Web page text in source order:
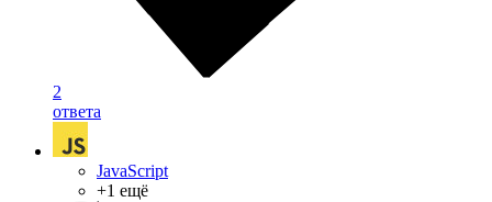
2
ответа
JavaScript
+1 ещё